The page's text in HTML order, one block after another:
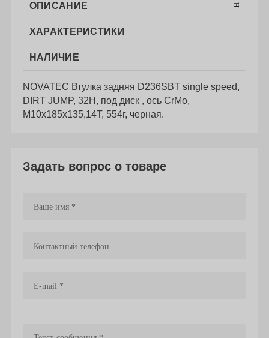
ОПИСАНИЕ
ХАРАКТЕРИСТИКИ
НАЛИЧИЕ
NOVATEC Втулка задняя D236SBT single speed,
DIRT JUMP, 32H, под диск , ось CrMo,
M10x185x135,14T, 554г, черная.
Задать вопрос о товаре